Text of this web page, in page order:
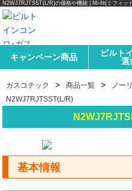
N2WJ7RJTSST(L/R)の価格や機能 | Mi-fit(ミフィッ
キャンペーン商品
ビルト
選
ガスコテック > 商品一覧 > ノー
N2WJ7RJTSST(L/R)
基本情報